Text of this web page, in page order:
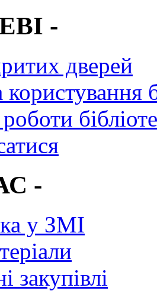
-
дверей
-
у ЗМІ
закупівлі